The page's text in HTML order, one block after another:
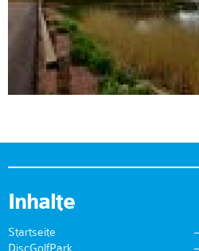
Inhalte
Startseite
DiscGolfPark